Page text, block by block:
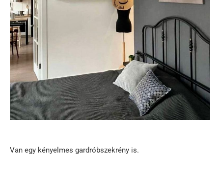
Van egy kényelmes gardróbszekrény is.